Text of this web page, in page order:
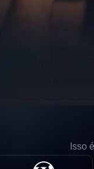
Isso